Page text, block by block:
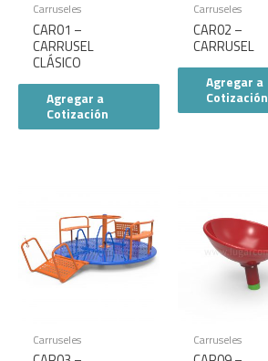
Carruseles
CAR01 –
CARRUSEL
CLÁSICO
Agregar a
Cotización
Carruseles
CAR02 –
CARRUSEL
Agregar a
Cotización
Carruseles Carruseles